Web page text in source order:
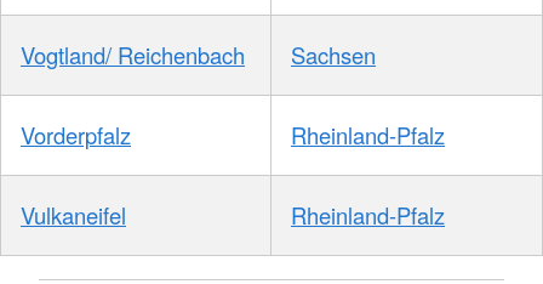
Vogtland/ Reichenbach Sachsen
Vorderpfalz Rheinland-Pfalz
Vulkaneifel Rheinland-Pfalz